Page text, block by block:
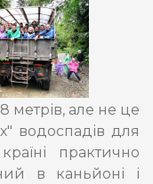
метрів, але не це
водоспадів для
практично
в каньйоні і